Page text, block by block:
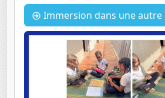
Immersion dans une autre classe pour